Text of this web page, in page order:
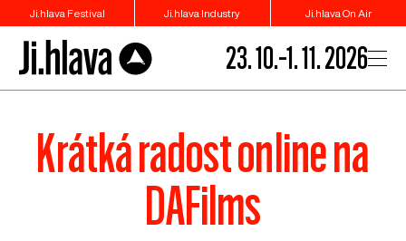
Ji.hlava Festival Ji.hlava Industry Ji.hlava On Air
23. 10.–1. 11. 2026
Krátká radost online na
DAFilms